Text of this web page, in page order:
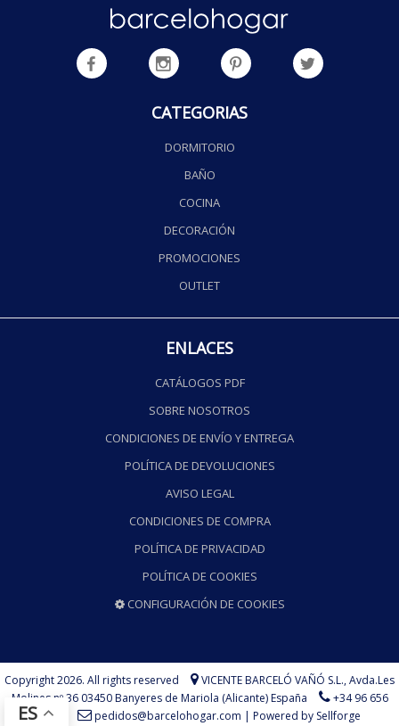
CATEGORIAS
DORMITORIO
BAÑO
COCINA
DECORACIÓN
PROMOCIONES
OUTLET
ENLACES
CATÁLOGOS PDF
SOBRE NOSOTROS
CONDICIONES DE ENVÍO Y ENTREGA
POLÍTICA DE DEVOLUCIONES
AVISO LEGAL
CONDICIONES DE COMPRA
POLÍTICA DE PRIVACIDAD
POLÍTICA DE COOKIES
CONFIGURACIÓN DE COOKIES
Copyright 2026. All rights reserved VICENTE BARCELÓ VAÑÓ S.L.,Avda.Les
Molines nº 36 03450 Banyeres de Mariola (Alicante) España
+34 96 656
73 75
pedidos@barcelohogar.com | Powered by Sellforge
ES